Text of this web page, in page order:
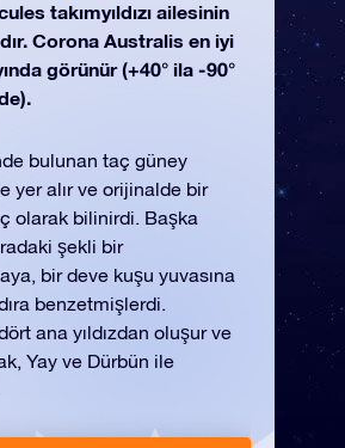
takımyıldızı ailesinin
Corona Australis en iyi
görünür (+40° ila -90°
bulunan taç güney
yer alır ve orijinalde bir
olarak bilinirdi. Başka
şekli bir
bir deve kuşu yuvasına
benzetmişlerdi.
ana yıldızdan oluşur ve
Yay ve Dürbün ile